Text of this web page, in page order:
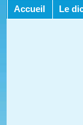
Accueil Le